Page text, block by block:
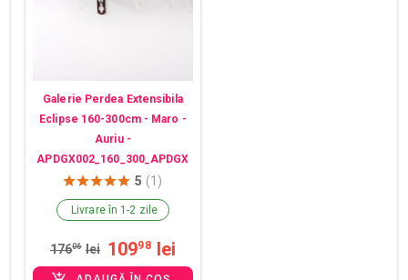
Galerie Perdea Extensibila
Eclipse 160-300cm - Maro -
Auriu -
APDGX002_160_300_APDGX
5 (1)
Livrare în 1-2 zile
17606 lei 10998 lei